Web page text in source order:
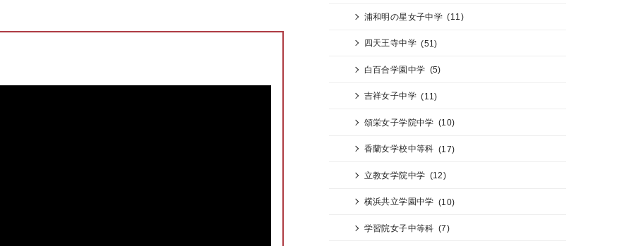
浦和明の星女子中学 (11)
四天王寺中学 (51)
白百合学園中学 (5)
吉祥女子中学 (11)
頌栄女子学院中学 (10)
香蘭女学校中等科 (17)
立教女学院中学 (12)
横浜共立学園中学 (10)
学習院女子中等科 (7)